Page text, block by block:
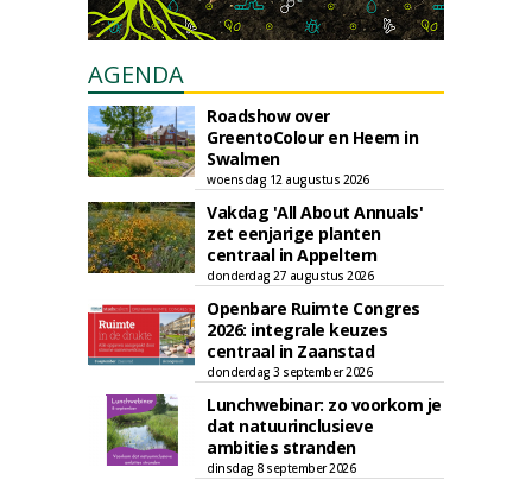
AGENDA
Roadshow over
GreentoColour en Heem in
Swalmen
woensdag 12 augustus 2026
Vakdag 'All About Annuals'
zet eenjarige planten
centraal in Appeltern
donderdag 27 augustus 2026
Openbare Ruimte Congres
2026: integrale keuzes
centraal in Zaanstad
donderdag 3 september 2026
Lunchwebinar: zo voorkom je
dat natuurinclusieve
ambities stranden
dinsdag 8 september 2026